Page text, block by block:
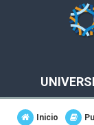
Inicio